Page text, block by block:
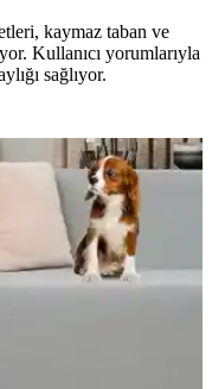
kaymaz taban ve
Kullanıcı yorumlarıyla
sağlıyor.